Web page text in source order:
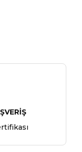
Yorum
Soru